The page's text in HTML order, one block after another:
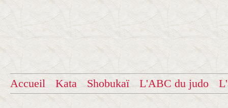
Accueil Kata Shobukaï L'ABC du judo